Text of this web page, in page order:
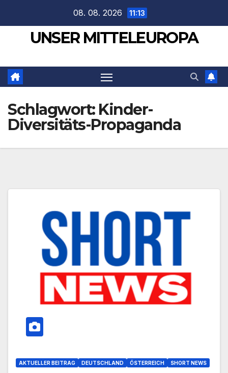
springen
08. 08. 2026 11:13
UNSER MITTELEUROPA
Schlagwort: Kinder-
Diversitäts-Propaganda
AKTUELLER BEITRAG DEUTSCHLAND ÖSTERREICH SHORT NEWS